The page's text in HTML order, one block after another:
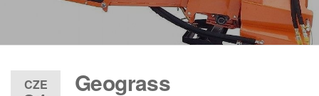
CZE Geograss